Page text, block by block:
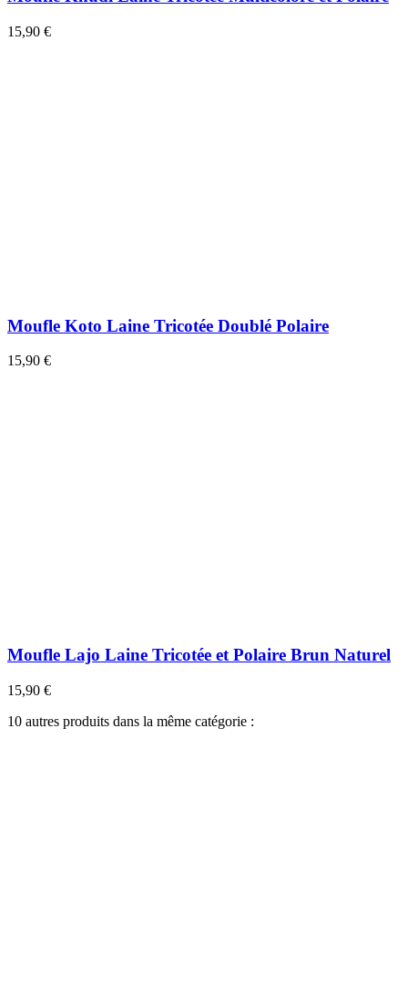
15,90 €
Moufle Koto Laine Tricotée Doublé Polaire
15,90 €
Moufle Lajo Laine Tricotée et Polaire Brun Naturel
15,90 €
10 autres produits dans la même catégorie :